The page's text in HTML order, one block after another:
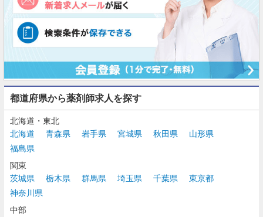
都道府県から薬剤師求人を探す
北海道・東北
北海道
青森県 岩手県 宮城県 秋田県
山形県
福島県
関東
茨城県
栃木県 群馬県 埼玉県 千葉県
東京都
神奈川県
中部